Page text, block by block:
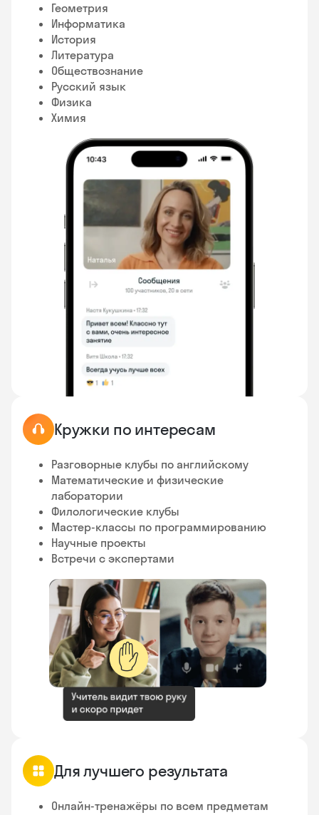
Геометрия
Информатика
История
Литература
Обществознание
Русский язык
Физика
Химия
Кружки по интересам
Разговорные клубы по английскому
Математические и физические
лаборатории
Филологические клубы
Мастер-классы по программированию
Научные проекты
Встречи с экспертами
✋
Для лучшего результата
Онлайн-тренажёры по всем предметам